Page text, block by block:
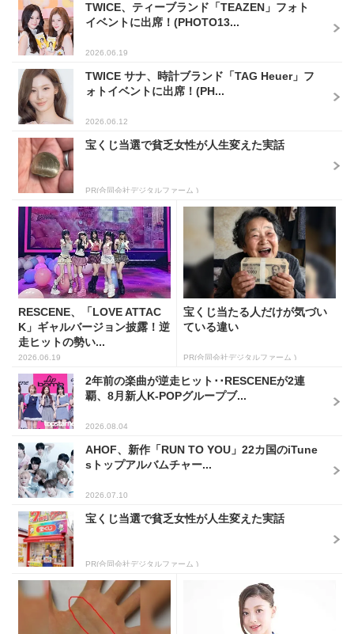
TWICE、ティーブランド「TEAZEN」フォト
イベントに出席！(PHOTO13...
2026.06.19
TWICE サナ、時計ブランド「TAG Heuer」フ
ォトイベントに出席！(PH...
2026.06.12
宝くじ当選で貧乏女性が人生変えた実話
PR(合同会社デジタルファーム )
RESCENE、「LOVE ATTAC
K」ギャルバージョン披露！逆
走ヒットの勢い...
2026.06.19
宝くじ当たる人だけが気づい
ている違い
PR(合同会社デジタルファーム )
2年前の楽曲が逆走ヒット･･RESCENEが2連
覇、8月新人K-POPグループブ...
2026.08.04
AHOF、新作「RUN TO YOU」22カ国のiTune
sトップアルバムチャー...
2026.07.10
宝くじ当選で貧乏女性が人生変えた実話
PR(合同会社デジタルファーム )